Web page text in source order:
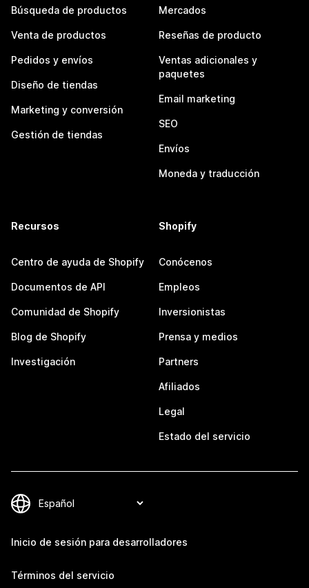
Búsqueda de productos
Venta de productos
Pedidos y envíos
Diseño de tiendas
Marketing y conversión
Gestión de tiendas
Mercados
Reseñas de producto
Ventas adicionales y
paquetes
Email marketing
SEO
Envíos
Moneda y traducción
Recursos
Centro de ayuda de Shopify
Documentos de API
Comunidad de Shopify
Blog de Shopify
Investigación
Shopify
Conócenos
Empleos
Inversionistas
Prensa y medios
Partners
Afiliados
Legal
Estado del servicio
Inicio de sesión para desarrolladores
Términos del servicio